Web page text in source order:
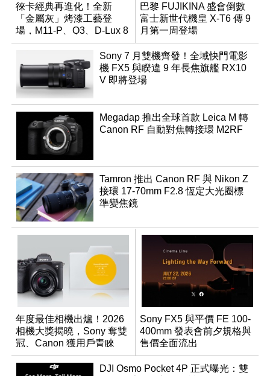
徠卡經典再進化！全新
「金屬灰」烤漆工藝登
場，M11-P、Q3、D-Lux 8
領銜換裝
巴黎 FUJIKINA 盛會倒數
富士新世代機皇 X-T6 傳 9
月第一周登場
Sony 7 月雙機齊發！全域快門電影
機 FX5 與睽違 9 年長焦旗艦 RX10
V 即將登場
Megadap 推出全球首款 Leica M 轉
Canon RF 自動對焦轉接環 M2RF
Tamron 推出 Canon RF 與 Nikon Z
接環 17-70mm F2.8 恆定大光圈標
準變焦鏡
年度最佳相機出爐！2026
相機大獎揭曉，Sony 奪雙
冠、Canon 獲用戶青睞
Sony FX5 與平價 FE 100-
400mm 發表會前夕規格與
售價全面流出
DJI Osmo Pocket 4P 正式曝光：雙